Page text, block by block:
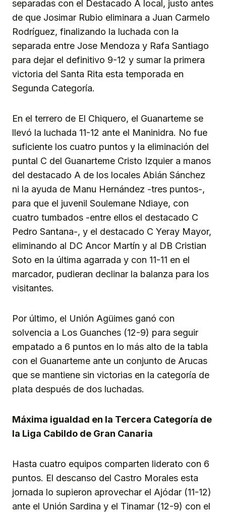
separadas con el Destacado A local, justo antes
de que Josimar Rubio eliminara a Juan Carmelo
Rodríguez, finalizando la luchada con la
separada entre Jose Mendoza y Rafa Santiago
para dejar el definitivo 9-12 y sumar la primera
victoria del Santa Rita esta temporada en
Segunda Categoría.
En el terrero de El Chiquero, el Guanarteme se
llevó la luchada 11-12 ante el Maninidra. No fue
suficiente los cuatro puntos y la eliminación del
puntal C del Guanarteme Cristo Izquier a manos
del destacado A de los locales Abián Sánchez
ni la ayuda de Manu Hernández -tres puntos-,
para que el juvenil Soulemane Ndiaye, con
cuatro tumbados -entre ellos el destacado C
Pedro Santana-, y el destacado C Yeray Mayor,
eliminando al DC Ancor Martín y al DB Cristian
Soto en la última agarrada y con 11-11 en el
marcador, pudieran declinar la balanza para los
visitantes.
Por último, el Unión Agüimes ganó con
solvencia a Los Guanches (12-9) para seguir
empatado a 6 puntos en lo más alto de la tabla
con el Guanarteme ante un conjunto de Arucas
que se mantiene sin victorias en la categoría de
plata después de dos luchadas.
Máxima igualdad en la Tercera Categoría de
la Liga Cabildo de Gran Canaria
Hasta cuatro equipos comparten liderato con 6
puntos. El descanso del Castro Morales esta
jornada lo supieron aprovechar el Ajódar (11-12)
ante el Unión Sardina y el Tinamar (12-9) con el